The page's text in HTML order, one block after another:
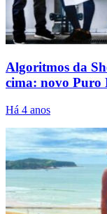
Algoritmos da
cima: novo Puro
Há 4 anos